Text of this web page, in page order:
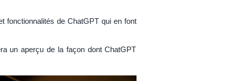
fonctionnalités de ChatGPT qui en font
un aperçu de la façon dont ChatGPT